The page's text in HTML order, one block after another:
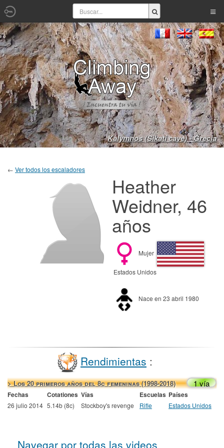
Kalymnos (Sikati cave) - Grecia
← Ver todos los escaladores
Heather
Weidner, 46
años
Mujer
Estados Unidos
Nace en 23 abril 1980
Rendimientas :
> Los 20 primeros años del 8c femeninas (1998-2018) 1 vía
Fechas Cotationes Vías Escuelas Países
26 julio 2014 5.14b (8c) Stockboy's revenge Rifle Estados Unidos
Navegar por todas las videos